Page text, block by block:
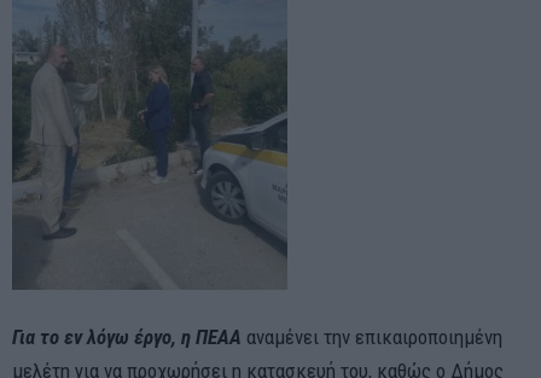
Για το εν λόγω έργο, η ΠΕΑΑ αναμένει την επικαιροποιημένη
μελέτη για να προχωρήσει η κατασκευή του, καθώς ο Δήμος